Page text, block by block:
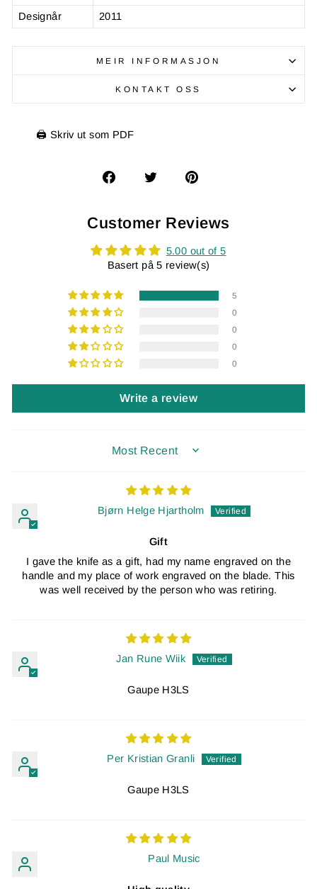
Designår
2011
MEIR INFORMASJON
KONTAKT OSS
🖨️ Skriv ut som PDF
Customer Reviews
5.00 out of 5
Basert på 5 review(s)
5
0
0
0
0
Write a review
SORT BY
Bjørn Helge Hjartholm
Gift
I gave the knife as a gift, had my name engraved on the
handle and my place of work engraved on the blade. This
was well received by the person who was retiring.
Jan Rune Wiik
Gaupe H3LS
Per Kristian Granli
Gaupe H3LS
Paul Music